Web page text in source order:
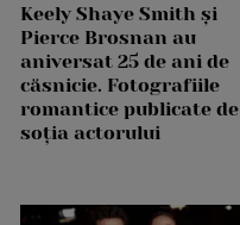
Keely Shaye Smith și
Pierce Brosnan au
aniversat 25 de ani de
căsnicie. Fotografiile
romantice publicate de
soția actorului